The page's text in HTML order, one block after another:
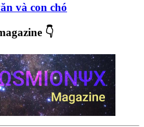
và con chó
👇